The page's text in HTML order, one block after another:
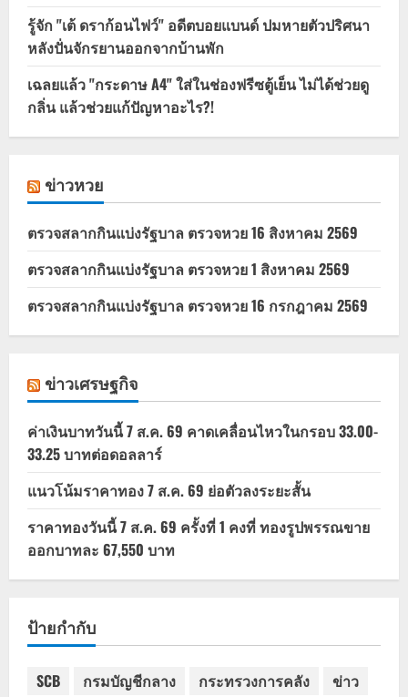
รู้จัก "เต้ ดราก้อนไฟว์" อดีตบอยแบนด์ ปมหายตัวปริศนา
หลังปั่นจักรยานออกจากบ้านพัก
เฉลยแล้ว "กระดาษ A4" ใส่ในช่องฟรีซตู้เย็น ไม่ได้ช่วยดู
กลิ่น แล้วช่วยแก้ปัญหาอะไร?!
ข่าวหวย
ตรวจสลากกินแบ่งรัฐบาล ตรวจหวย 16 สิงหาคม 2569
ตรวจสลากกินแบ่งรัฐบาล ตรวจหวย 1 สิงหาคม 2569
ตรวจสลากกินแบ่งรัฐบาล ตรวจหวย 16 กรกฎาคม 2569
ข่าวเศรษฐกิจ
ค่าเงินบาทวันนี้ 7 ส.ค. 69 คาดเคลื่อนไหวในกรอบ 33.00-
33.25 บาทต่อดอลลาร์
แนวโน้มราคาทอง 7 ส.ค. 69 ย่อตัวลงระยะสั้น
ราคาทองวันนี้ 7 ส.ค. 69 ครั้งที่ 1 คงที่ ทองรูปพรรณขาย
ออกบาทละ 67,550 บาท
ป้ายกำกับ
SCB กรมบัญชีกลาง กระทรวงการคลัง ข่าว